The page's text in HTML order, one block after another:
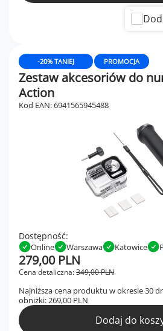
PROMOCJA
-20% TANIEJ
Zestaw akcesoriów do
Action
Kod EAN: 6941565945488
Dostępność:
Online Warszawa Katowice
Cena detaliczna:349,00 PLN
279,00 PLN
Najniższa cena produktu w okresie 30
obniżki:269,00 PLN
Dodaj do